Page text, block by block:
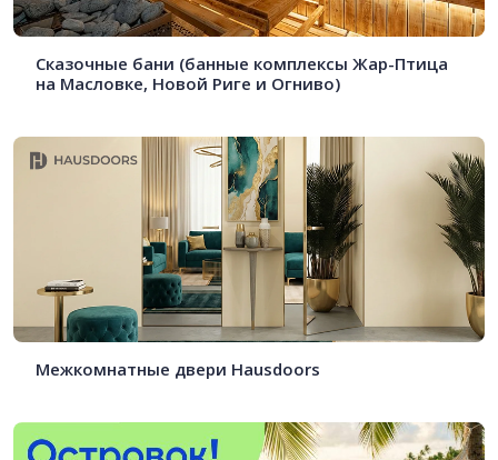
Сказочные бани (банные комплексы Жар-Птица
на Масловке, Новой Риге и Огниво)
Межкомнатные двери Hausdoors